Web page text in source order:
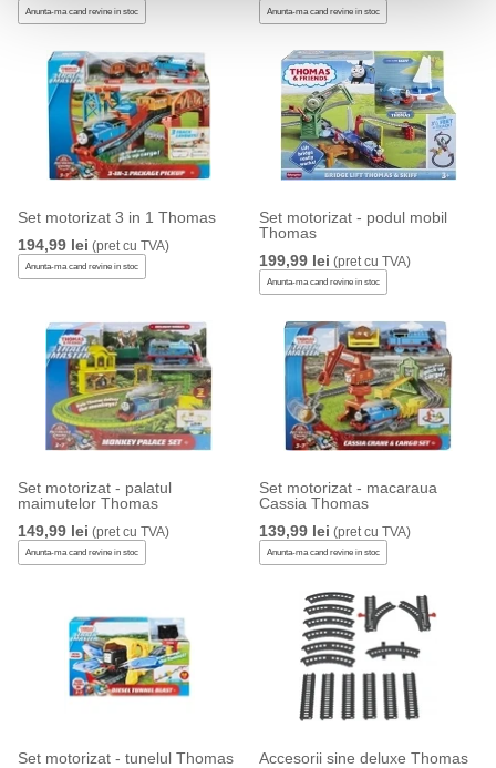
Anunta-ma cand revine in stoc Anunta-ma cand revine in stoc
Set motorizat 3 in 1 Thomas
194,99 lei (pret cu TVA)
Anunta-ma cand revine in stoc
Set motorizat - podul mobil
Thomas
199,99 lei (pret cu TVA)
Anunta-ma cand revine in stoc
Set motorizat - palatul
maimutelor Thomas
149,99 lei (pret cu TVA)
Anunta-ma cand revine in stoc
Set motorizat - macaraua
Cassia Thomas
139,99 lei (pret cu TVA)
Anunta-ma cand revine in stoc
Set motorizat - tunelul Thomas
Accesorii sine deluxe Thomas